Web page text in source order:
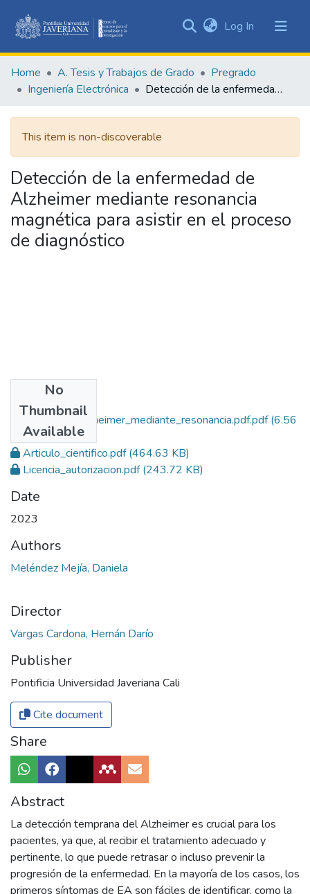
&
Collections
Statistics
Log In (current)
Home A. Tesis y Trabajos de Grado
Pregrado
Ingeniería Electrónica
Detección de la enfermedad de Alzheimer mediante resonancia magnética para asistir en el proceso de diagnóstico
This item is non-discoverable
Detección de la enfermedad de
Alzheimer mediante resonancia
magnética para asistir en el proceso
de diagnóstico
No
Thumbnail
Available
Detección_Alzheimer_mediante_resonancia.pdf.pdf(6.56
MB)
Articulo_cientifico.pdf(464.63 KB)
Licencia_autorizacion.pdf(243.72 KB)
Date
2023
Authors
Meléndez Mejía, Daniela
Director
Vargas Cardona, Hernán Darío
Publisher
Pontificia Universidad Javeriana Cali
Cite document
Share
Abstract
La detección temprana del Alzheimer es crucial para los
pacientes, ya que, al recibir el tratamiento adecuado y
pertinente, lo que puede retrasar o incluso prevenir la
progresión de la enfermedad. En la mayoría de los casos, los
primeros síntomas de EA son fáciles de identificar, como la